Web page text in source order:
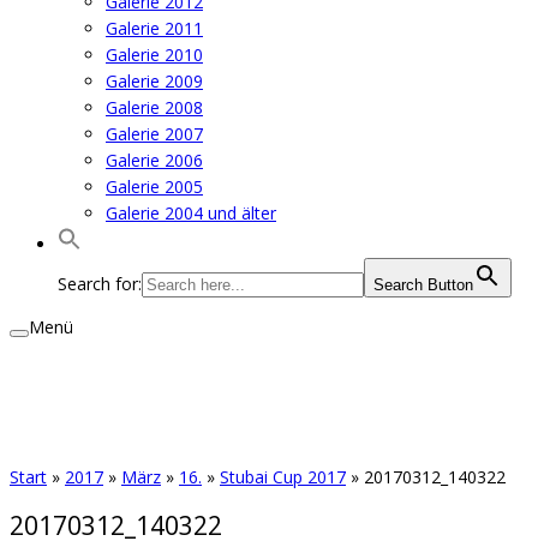
Galerie 2011
Galerie 2010
Galerie 2009
Galerie 2008
Galerie 2007
Galerie 2006
Galerie 2005
Galerie 2004 und älter
Search for: Search Button
Menü
Start » 2017 » März » 16. » Stubai Cup 2017 » 20170312_140322
20170312_140322